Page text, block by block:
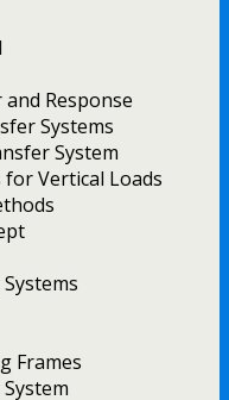
Response
Systems
System
Vertical Loads
Frames